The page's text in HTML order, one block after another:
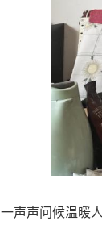
一声声问候温暖